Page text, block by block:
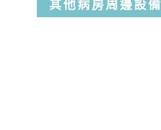
其他病房周邊設備